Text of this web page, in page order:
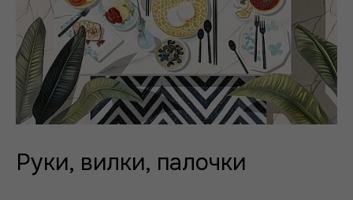
Руки, вилки, палочки